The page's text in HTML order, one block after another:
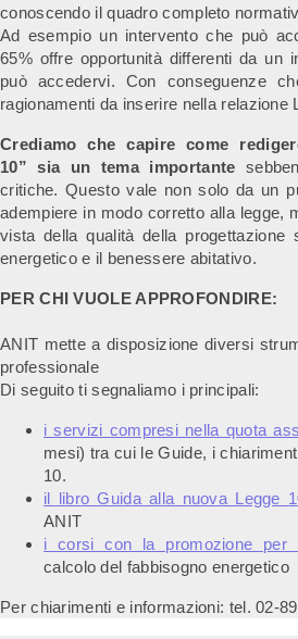
conoscendo il quadro completo
Ad esempio un intervento che può
65% offre opportunità differenti da un
può accedervi. Con conseguenze
ragionamenti da inserire nella relazione
Crediamo che capire come
10” sia un tema importante
critiche. Questo vale non solo da un
adempiere in modo corretto alla legge,
vista della qualità della
energetico e il benessere abitativo.
PER CHI VUOLE APPROFONDIRE:
ANIT mette a disposizione diversi
professionale
Di seguito ti segnaliamo i principali:
i servizi compresi nella quota
mesi) tra cui le Guide, i
10.
il libro Guida alla nuova Legge
ANIT
i corsi con la promozione per
calcolo del fabbisogno energetico
Per chiarimenti e informazioni: tel. 02-